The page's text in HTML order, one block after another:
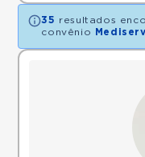
35 resultados
convênio